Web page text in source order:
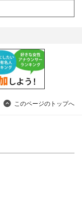
このページのトップへ